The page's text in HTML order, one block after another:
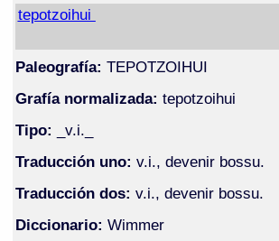
tepotzoihui
Paleografía: TEPOTZOIHUI
Grafía normalizada: tepotzoihui
Tipo: _v.i._
Traducción uno: v.i., devenir bossu.
Traducción dos: v.i., devenir bossu.
Diccionario: Wimmer